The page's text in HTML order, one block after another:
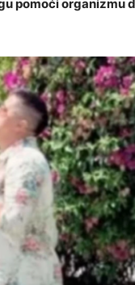
pomoći organizmu